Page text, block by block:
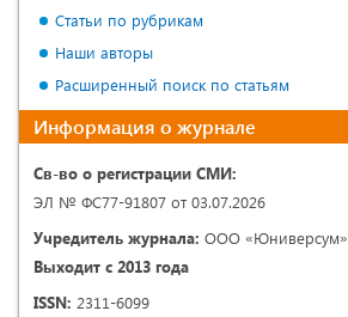
Статьи по рубрикам
Наши авторы
Расширенный поиск по статьям
Информация о журнале
Св-во о регистрации СМИ:
ЭЛ № ФС77-91807 от 03.07.2026
Учредитель журнала: ООО «Юниверсум»
Выходит с 2013 года
ISSN: 2311-6099